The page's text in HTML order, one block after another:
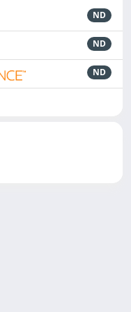
ND
ND
ND